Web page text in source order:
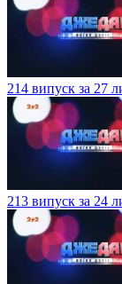
214 випуск за 27
213 випуск за 24